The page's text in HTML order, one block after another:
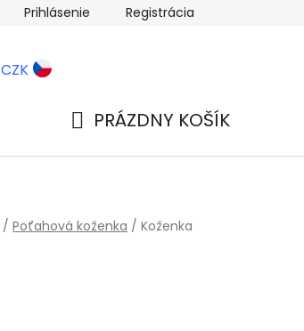
Blog
Prihlásenie Registrácia
CZK
PRÁZDNY KOŠÍK
/ Poťahová koženka / Koženka